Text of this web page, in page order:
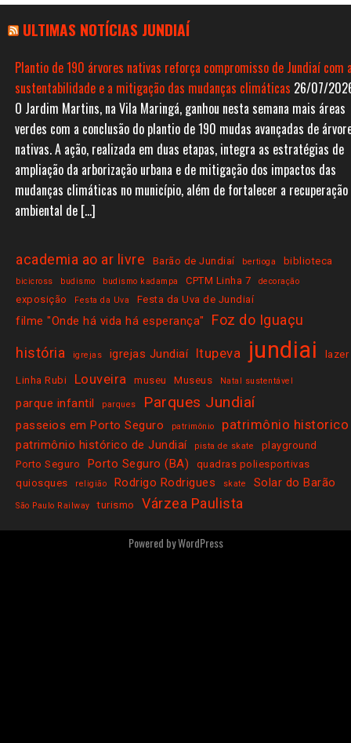
ULTIMAS NOTÍCIAS JUNDIAÍ
Plantio de 190 árvores nativas reforça compromisso de Jundiaí com
sustentabilidade e a mitigação das mudanças climáticas 26/07/
O Jardim Martins, na Vila Maringá, ganhou nesta semana mais áreas
verdes com a conclusão do plantio de 190 mudas avançadas de
nativas. A ação, realizada em duas etapas, integra as estratégias de
ampliação da arborização urbana e de mitigação dos impactos das
mudanças climáticas no município, além de fortalecer a recuperação
ambiental de […]
academia ao ar livre Barão de Jundiaí bertioga biblioteca
bicicross budismo budismo kadampa CPTM Linha 7 decoração
exposição Festa da Uva Festa da Uva de Jundiaí
filme "Onde há vida há esperança"
Foz do Iguaçu
história
igrejas igrejas Jundiaí Itupeva jundiai lazer
Linha Rubi Louveira museu Museus Natal sustentável
parque infantil parques Parques Jundiaí
passeios em Porto Seguro patrimônio patrimônio historico
patrimônio histórico de Jundiaí pista de skate
playground
Porto Seguro
Porto Seguro (BA)
quadras poliesportivas
quiosques
religião Rodrigo Rodrigues skate Solar do Barão
São Paulo Railway turismo Várzea Paulista
Powered byWordPress